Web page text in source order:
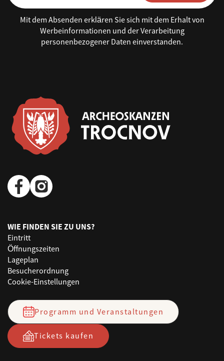
Mit dem Absenden erklären Sie sich mit dem Erhalt von
Werbeinformationen und der Verarbeitung
personenbezogener Daten einverstanden.
WIE FINDEN SIE ZU UNS?
Eintritt
Öffnungszeiten
Lageplan
Besucherordnung
Cookie-Einstellungen
Programm und Veranstaltungen
Tickets kaufen